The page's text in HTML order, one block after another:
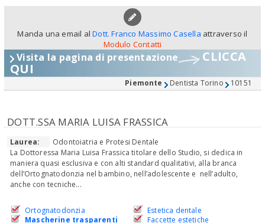
Manda una email alDott. Franco Massimo Casella attraverso il
Modulo Contatti
Visita la pagina di presentazione CLICCA
QUI
Piemonte Dentista Torino 10151
DOTT.SSA MARIA LUISA FRASSICA
Laurea:
Odontoiatria e Protesi Dentale
La Dottoressa Maria Luisa Frassica titolare dello Studio, si dedica in
maniera quasi esclusiva e con alti standard qualitativi, alla branca
dell’Ortognatodonzia nel bambino, nell’adolescente e nell’adulto,
anche con tecniche...
Ortognatodonzia
Mascherine trasparenti
Estetica dentale
Faccette estetiche